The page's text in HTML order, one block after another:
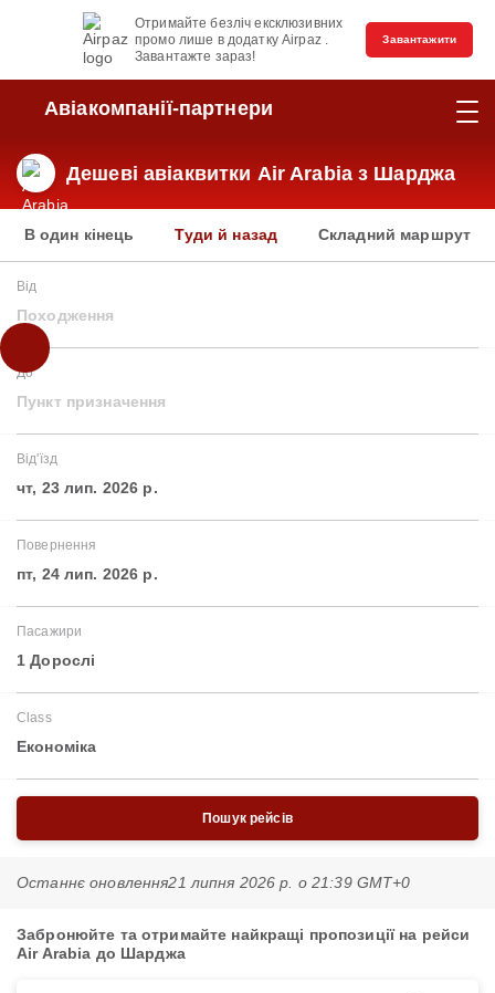
Отримайте безліч ексклюзивних
промо лише в додатку Airpaz .
Завантажте зараз!
Завантажити
Авіакомпанії-партнери
Дешеві авіаквитки Air Arabia з Шарджа
В один кінець Туди й назад Складний маршрут
Від
Походження
До
Пункт призначення
Від'їзд
чт, 23 лип. 2026 р.
Повернення
пт, 24 лип. 2026 р.
Пасажири
1 Дорослі
Class
Економіка
Пошук рейсів
Останнє оновлення21 липня 2026 р. о 21:39 GMT+0
Забронюйте та отримайте найкращі пропозиції на рейси
Air Arabia до Шарджа